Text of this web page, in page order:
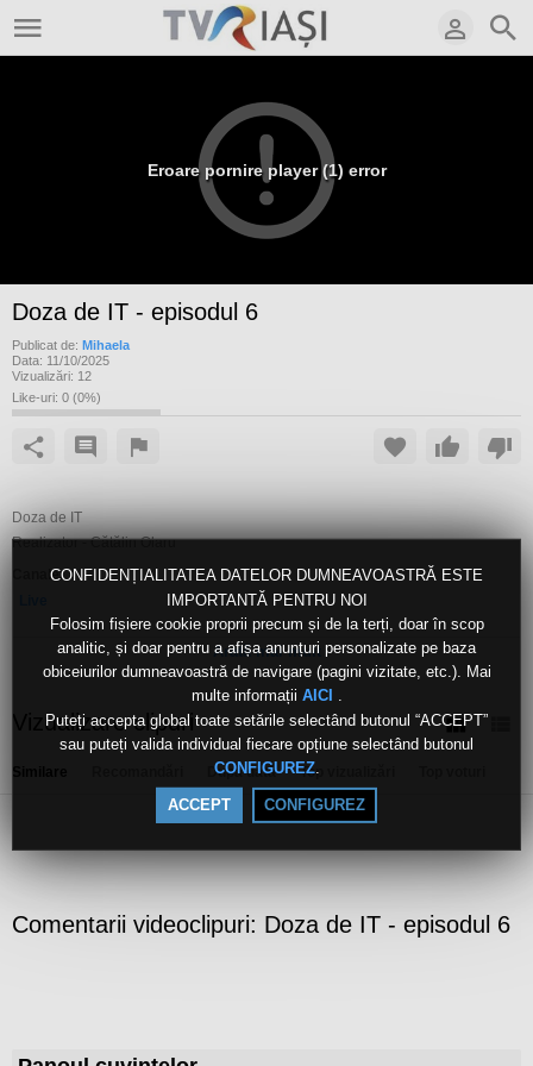
CONFIDENȚIALITATEA DATELOR DUMNEAVOASTRĂ ESTE
IMPORTANTĂ PENTRU NOI
Folosim fișiere cookie proprii precum și de la terți, doar în scop
analitic, și doar pentru a afișa anunțuri personalizate pe baza
obiceiurilor dumneavoastră de navigare (pagini vizitate, etc.). Mai
multe informații AICI .
Puteți accepta global toate setările selectând butonul “ACCEPT”
sau puteți valida individual fiecare opțiune selectând butonul
CONFIGUREZ.
ACCEPT CONFIGUREZ
Eroare pornire player (1) error
Doza de IT - episodul 6
Publicat de: Mihaela
Data: 11/10/2025
Vizualizări: 12
Like-uri: 0 (0%)
Doza de IT
Realizator - Cătălin Olaru
Canale:
Etichete:
de it episodul 6 Arată mai mult
Vizualizare clipuri
După dată Top vizualizări
Comentarii videoclipuri: Doza de IT - episodul 6